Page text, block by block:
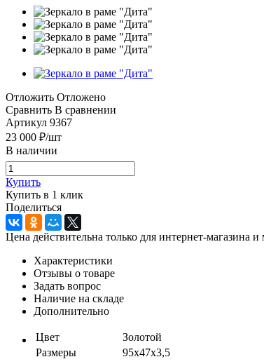
Отложить Отложено
Сравнить В сравнении
Артикул 9367
23 000 ₽/шт
В наличии
Купить
Купить в 1 клик
Поделиться
Цена действительна только для интернет-магазина
Характеристики
Отзывы о товаре
Задать вопрос
Наличие на складе
Дополнительно
Цвет
Золотой
Размеры
95х47x3,5